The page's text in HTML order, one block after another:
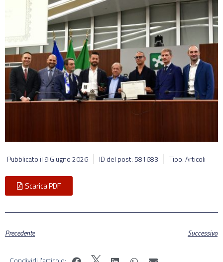
Pubblicato il 9 Giugno 2026 ID del post: 581683 Tipo: Articoli
Scarica PDF
Precedente Successivo